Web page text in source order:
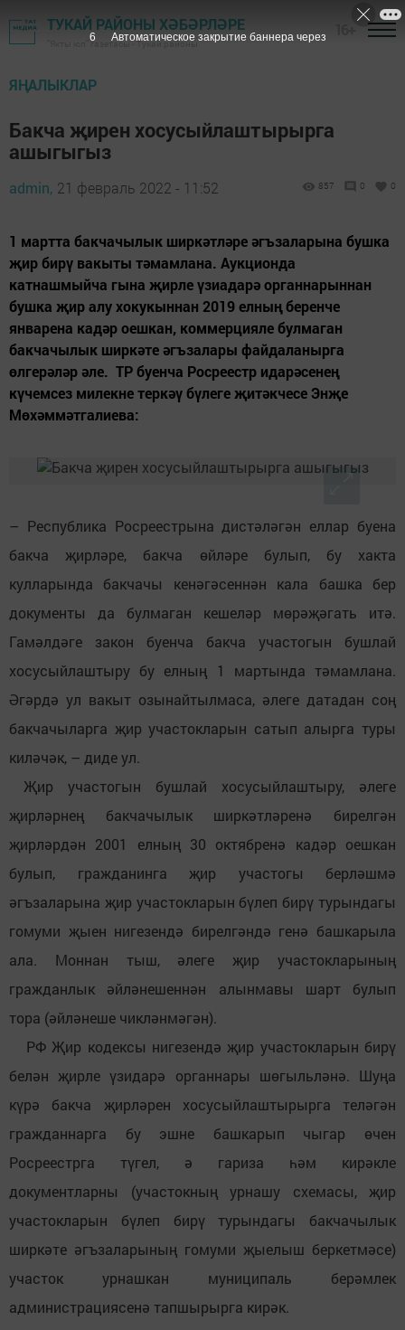
ТУКАЙ РАЙОНЫ ХӘБӘРЛӘРЕ
"Якты юл" газетасы - Тукай районы
ЯҢАЛЫКЛАР
Бакча җирен хосусыйлаштырырга
ашыгыгыз
admin, 21 февраль 2022 - 11:52 857 0 0
1 мартта бакчачылык ширкәтләре әгъзаларына бушка
җир бирү вакыты тәмамлана. Аукционда
катнашмыйча гына җирле үзиадарә органнарыннан
бушка җир алу хокукыннан 2019 елның беренче
январена кадәр оешкан, коммерцияле булмаган
бакчачылык ширкәте әгъзалары файдаланырга
өлгерәләр әле. ТР буенча Росреестр идарәсенең
күчемсез милекне теркәү бүлеге җитәкчесе Энҗе
Мөхәммәтгалиева:
– Республика Росреестрына дистәләгән еллар буена
бакча җирләре, бакча өйләре булып, бу хакта
кулларында бакчачы кенәгәсеннән кала башка бер
документы да булмаган кешеләр мөрәҗәгать итә.
Гамәлдәге закон буенча бакча участогын бушлай
хосусыйлаштыру бу елның 1 мартында тәмамлана.
Әгәрдә ул вакыт озынайтылмаса, әлеге датадан соң
бакчачыларга җир участокларын сатып алырга туры
киләчәк, – диде ул.
Җир участогын бушлай хосусыйлаштыру, әлеге
җирләрнең бакчачылык ширкәтләренә бирелгән
җирләрдән 2001 елның 30 октябренә кадәр оешкан
булып, гражданинга җир участогы берләшмә
әгъзаларына җир участокларын бүлеп бирү турындагы
гомуми җыен нигезендә бирелгәндә генә башкарыла
ала. Моннан тыш, әлеге җир участокларының
гражданлык әйләнешеннән алынмавы шарт булып
тора (әйләнеше чикләнмәгән).
РФ Җир кодексы нигезендә җир участокларын бирү
белән җирле үзидарә органнары шөгыльләнә. Шуңа
күрә бакча җирләрен хосусыйлаштырырга теләгән
гражданнарга бу эшне башкарып чыгар өчен
Росреестрга түгел, ә гариза һәм кирәкле
документларны (участокның урнашу схемасы, җир
участокларын бүлеп бирү турындагы бакчачылык
ширкәте әгъзаларының гомуми җыелыш беркетмәсе)
участок урнашкан муниципаль берәмлек
администрациясенә тапшырырга кирәк.
5 Автоматическое закрытие баннера через